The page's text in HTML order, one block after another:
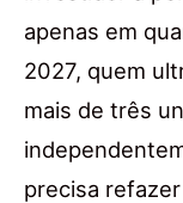
apenas em
2027, quem
mais de três
precisa